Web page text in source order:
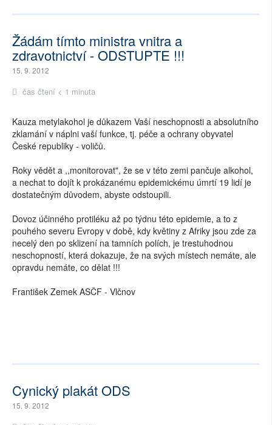
Žádám tímto ministra vnitra a
zdravotnictví - ODSTUPTE !!!
15. 9. 2012
čas čtení < 1 minuta
Kauza metylakohol je důkazem Vaší neschopnosti a absolutního
zklamání v náplni vaší funkce, tj. péče a ochrany obyvatel
České republiky - voličů.
Roky vědět a ,,monitorovat", že se v této zemi pančuje alkohol,
a nechat to dojít k prokázanému epidemickému úmrtí 19 lidí je
dostatečným důvodem, abyste odstoupili.
Dovoz účinného protiléku až po týdnu této epidemie, a to z
pouhého severu Evropy v době, kdy květiny z Afriky jsou zde za
necelý den po sklizení na tamních polích, je trestuhodnou
neschopností, která dokazuje, že na svých místech nemáte, ale
opravdu nemáte, co dělat !!!
František Zemek ASČF - Vlčnov
Cynický plakát ODS
15. 9. 2012